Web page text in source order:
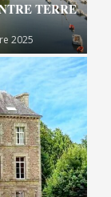
TERRE
2025